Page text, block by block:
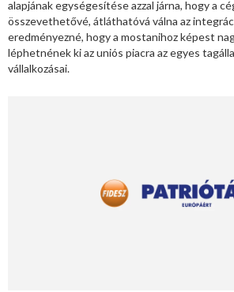
alapjának egységesítése azzal járna, hogy a
összevethetővé, átláthatóvá válna az
eredményezné, hogy a mostanihoz képest
léphetnének ki az uniós piacra az egyes
vállalkozásai.